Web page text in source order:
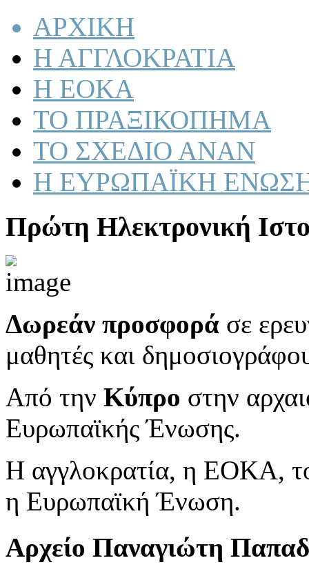
ΑΡΧΙΚΗ
Η ΑΓΓΛΟΚΡΑΤΙΑ
Η ΕΟΚΑ
ΤΟ ΠΡΑΞΙΚΟΠΗΜΑ
ΤΟ ΣΧΕΔΙΟ ΑΝΑΝ
Η ΕΥΡΩΠΑΪΚΗ
Πρώτη Ηλεκτρονική
Δωρεάν προσφορά σε
μαθητές και
Από την Κύπρο στην
Ευρωπαϊκής Ένωσης.
Η αγγλοκρατία, η ΕΟΚΑ,
η Ευρωπαϊκή Ένωση.
Αρχείο Παναγιώτη